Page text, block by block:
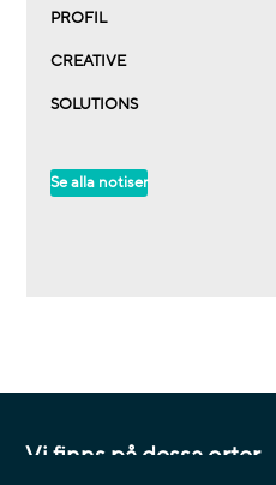
PROFIL
CREATIVE
SOLUTIONS
Se alla notiser
Vi finns på dessa orter